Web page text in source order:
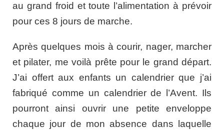
au grand froid et toute l’alimentation à prévoir
pour ces 8 jours de marche.
Après quelques mois à courir, nager, marcher
et pilater, me voilà prête pour le grand départ.
J’ai offert aux enfants un calendrier que j’ai
fabriqué comme un calendrier de l’Avent. Ils
pourront ainsi ouvrir une petite enveloppe
chaque jour de mon absence dans laquelle